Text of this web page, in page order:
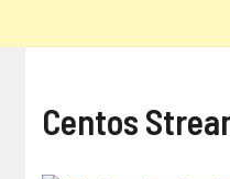
Centos